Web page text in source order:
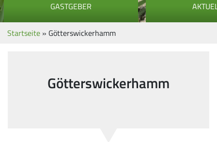
GASTGEBER
Startseite » Götterswickerhamm
Götterswickerhamm